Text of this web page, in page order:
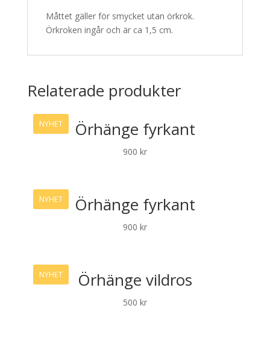
Måttet gäller för smycket utan örkrok.
Örkroken ingår och är ca 1,5 cm.
Relaterade produkter
NYHET Örhänge fyrkant
900 kr
NYHET Örhänge fyrkant
900 kr
NYHET Örhänge vildros
500 kr